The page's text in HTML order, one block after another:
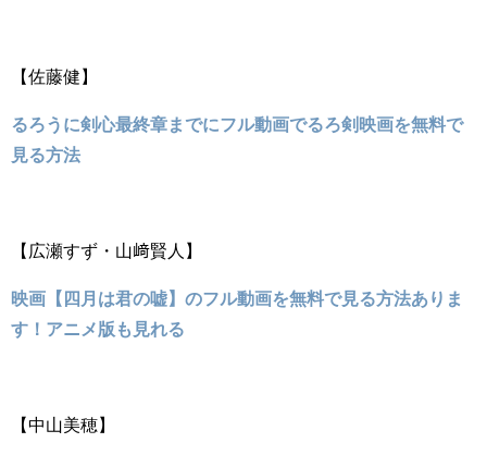
【佐藤健】
るろうに剣心最終章までにフル動画でるろ剣映画を無料で
見る方法
【広瀬すず・山﨑賢人】
映画【四月は君の嘘】のフル動画を無料で見る方法ありま
す！アニメ版も見れる
【中山美穂】